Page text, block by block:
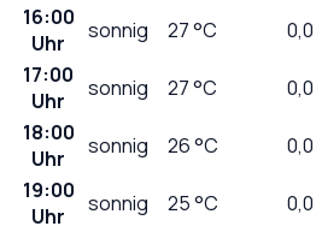
16:00
Uhr
sonnig 27°C 0,0
17:00
Uhr
sonnig 27°C 0,0
18:00
Uhr
sonnig 26°C 0,0
19:00
Uhr
sonnig 25°C 0,0